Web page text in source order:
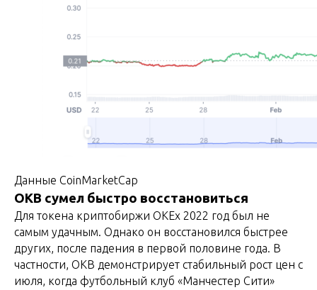
Данные CoinMarketCap
OKB сумел быстро восстановиться
Для токена криптобиржи OKEx 2022 год был не
самым удачным. Однако он восстановился быстрее
других, после падения в первой половине года. В
частности, OKB демонстрирует стабильный рост цен с
июля, когда футбольный клуб «Манчестер Сити»